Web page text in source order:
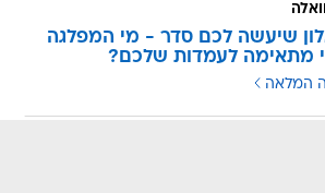
שיעשה לכם סדר - מי המפלגה
מתאימה לעמדות שלכם?
המלאה